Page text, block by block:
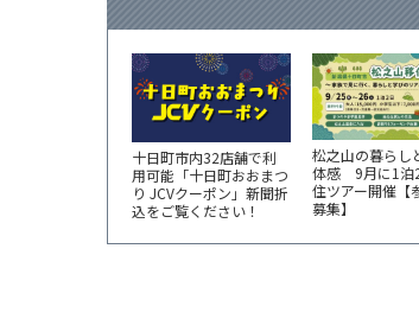
十日町市内32店舗で利
用可能「十日町おおまつ
り JCVクーポン」新聞折
込をご覧ください！
松之山の暮らし
体感 9月に1泊
住ツアー開催【
募集】